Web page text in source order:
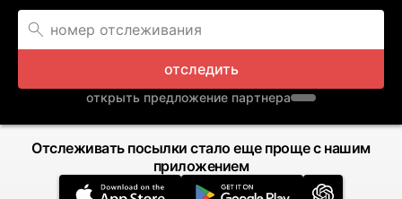
отследить
открыть предложение партнера
Отслеживать посылки стало еще проще с нашим
приложением